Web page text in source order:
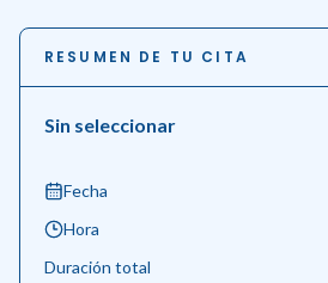
RESUMEN DE TU CITA
Sin seleccionar
Fecha
Hora
Duración total